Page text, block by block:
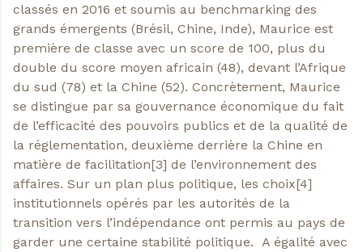
classés en 2016 et soumis au benchmarking des
grands émergents (Brésil, Chine, Inde), Maurice est
première de classe avec un score de 100, plus du
double du score moyen africain (48), devant l’Afrique
du sud (78) et la Chine (52). Concrètement, Maurice
se distingue par sa gouvernance économique du fait
de l’efficacité des pouvoirs publics et de la qualité de
la réglementation, deuxième derrière la Chine en
matière de facilitation[3] de l’environnement des
affaires. Sur un plan plus politique, les choix[4]
institutionnels opérés par les autorités de la
transition vers l’indépendance ont permis au pays de
garder une certaine stabilité politique. A égalité avec